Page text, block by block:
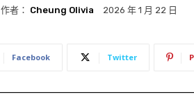
作者： Cheung Olivia 2026 年 1 月 22 日
Facebook Twitter